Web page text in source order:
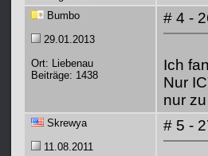
Bumbo
29.01.2013
Ort: Liebenau
Beiträge: 1438
# 4 -
Ich
Nur
nur
Skrewya
11.08.2011
# 5 -